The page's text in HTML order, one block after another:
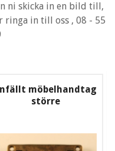
ni skicka in en bild till,
ringa in till oss , 08 - 55
möbelhandtag
större